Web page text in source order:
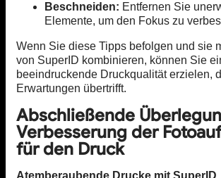
Beschneiden: Entfernen Sie
Elemente, um den Fokus zu
Wenn Sie diese Tipps befolgen und sie
von SuperID kombinieren, können Sie
beeindruckende Druckqualität erzielen,
Erwartungen übertrifft.
Abschließende
Verbesserung der
für den Druck